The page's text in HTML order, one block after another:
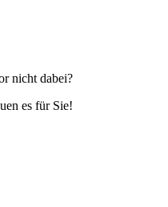
nicht dabei?
es für Sie!